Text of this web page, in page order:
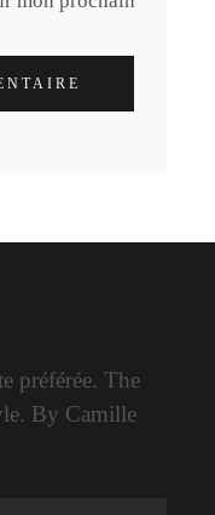
préférée. The
By Camille